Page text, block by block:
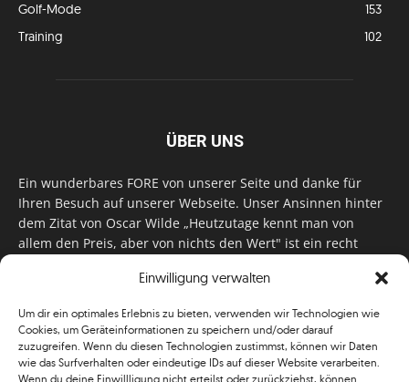
Einwilligung verwalten
Um dir ein optimales Erlebnis zu bieten, verwenden wir Technologien wie
Cookies, um Geräteinformationen zu speichern und/oder darauf
zuzugreifen. Wenn du diesen Technologien zustimmst, können wir Daten
wie das Surfverhalten oder eindeutige IDs auf dieser Website verarbeiten.
Wenn du deine Einwillligung nicht erteilst oder zurückziehst, können
Golf-Mode
153
Training
102
ÜBER UNS
Ein wunderbares FORE von unserer Seite und danke für
Ihren Besuch auf unserer Webseite. Unser Ansinnen hinter
dem Zitat von Oscar Wilde „Heutzutage kennt man von
allem den Preis, aber von nichts den Wert" ist ein recht
für Monat unser Bestes, um Sie mit außergewöhnlichen
zu versorgen. Im Magazin, auf unserer Website & auf
unseren Social Media Plattformen! Das verdient im
klassischen Wortsinn nicht nur Anerkennung!